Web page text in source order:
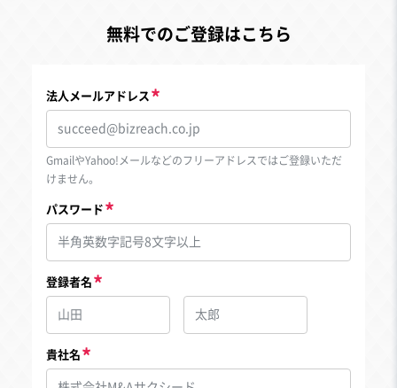
無料でのご登録はこちら
法人メールアドレス
GmailやYahoo!メールなどのフリーアドレスではご登録いただ
けません。
パスワード
登録者名
貴社名